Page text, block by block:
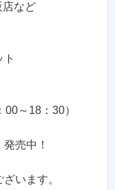
店など
～18：30）
売中！
います。